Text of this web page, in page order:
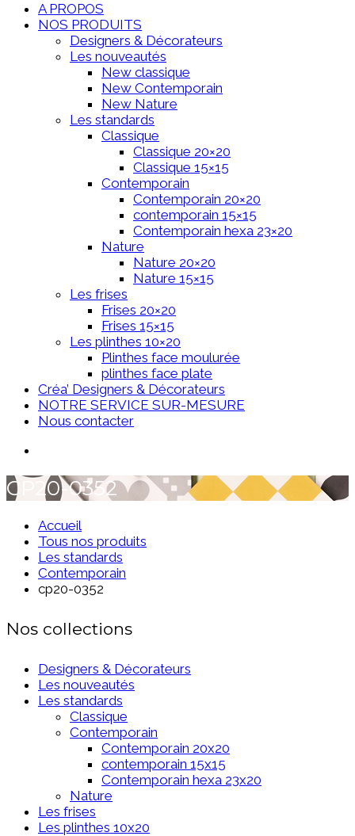
A PROPOS
NOS PRODUITS
Designers & Décorateurs
Les nouveautés
New classique
New Contemporain
New Nature
Les standards
Classique
Classique 20×20
Classique 15×15
Contemporain
Contemporain 20×20
contemporain 15×15
Contemporain hexa 23×20
Nature
Nature 20×20
Nature 15×15
Les frises
Frises 20×20
Frises 15×15
Les plinthes 10×20
Plinthes face moulurée
plinthes face plate
Créa’ Designers & Décorateurs
NOTRE SERVICE SUR-MESURE
Nous contacter
CP20-0352
Accueil
Tous nos produits
Les standards
Contemporain
cp20-0352
Nos collections
Designers & Décorateurs
Les nouveautés
Les standards
Classique
Contemporain
Contemporain 20x20
contemporain 15x15
Contemporain hexa 23x20
Nature
Les frises
Les plinthes 10x20